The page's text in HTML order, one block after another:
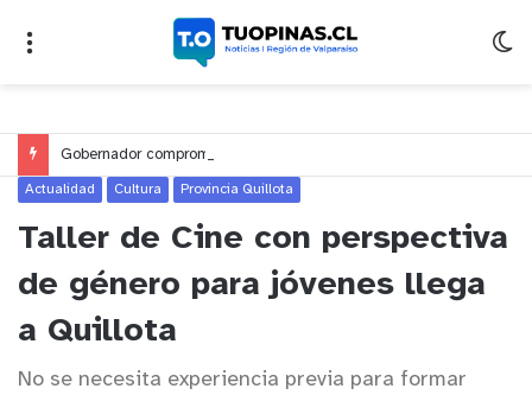
Actualidad Cultura Provincia Quillota
Taller de Cine con perspectiva
de género para jóvenes llega
a Quillota
No se necesita experiencia previa para formar